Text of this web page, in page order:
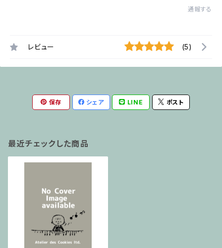
通報する
レビュー (5)
保存 シェア LINE ポスト
最近チェックした商品